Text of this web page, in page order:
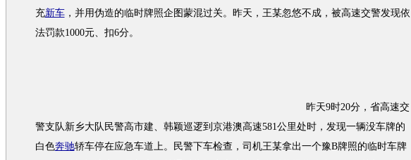
充新车，并用伪造的临时牌照企图蒙混过关。昨天，王某忽悠不成，被高速交警发现依
法罚款1000元、扣6分。
昨天9时20分，省高速交
警支队新乡大队民警高市建、韩颖巡逻到京港澳高速581公里处时，发现一辆没车牌的
白色奔驰轿车停在应急车道上。民警下车检查，司机王某拿出一个豫B牌照的临时车牌